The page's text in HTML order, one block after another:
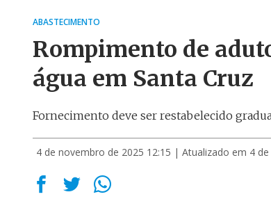
ABASTECIMENTO
Rompimento de
água em Santa Cruz
Fornecimento deve ser restabelecido
4 de novembro de 2025 12:15 | Atualizado em 4